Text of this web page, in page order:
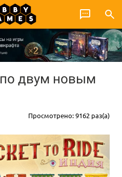
двум новым
Просмотрено: 9162 раз(а)